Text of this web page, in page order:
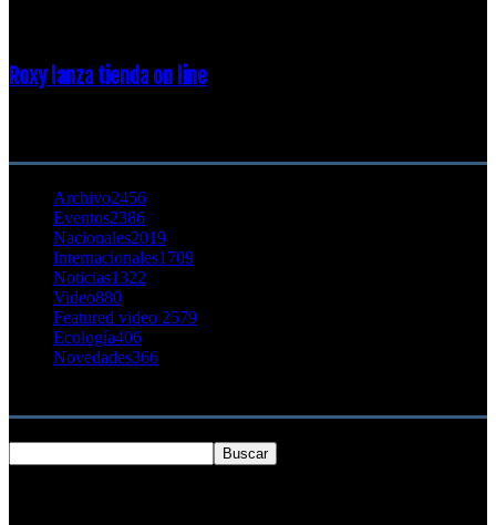
Roxy lanza tienda on line
Archivo2456
Eventos2386
Nacionales2019
Internacionales1709
Noticias1322
Video880
Featured video 2579
Ecología406
Novedades366